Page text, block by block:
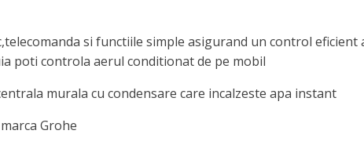
si functiile simple asigurand un control eficient
poti controla aerul conditionat de pe mobil
murala cu condensare care incalzeste apa instant
Grohe